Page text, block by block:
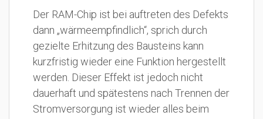
Der RAM-Chip ist bei auftreten des Defekts
dann „wärmeempfindlich“, sprich durch
gezielte Erhitzung des Bausteins kann
kurzfristig wieder eine Funktion hergestellt
werden. Dieser Effekt ist jedoch nicht
dauerhaft und spätestens nach Trennen der
Stromversorgung ist wieder alles beim